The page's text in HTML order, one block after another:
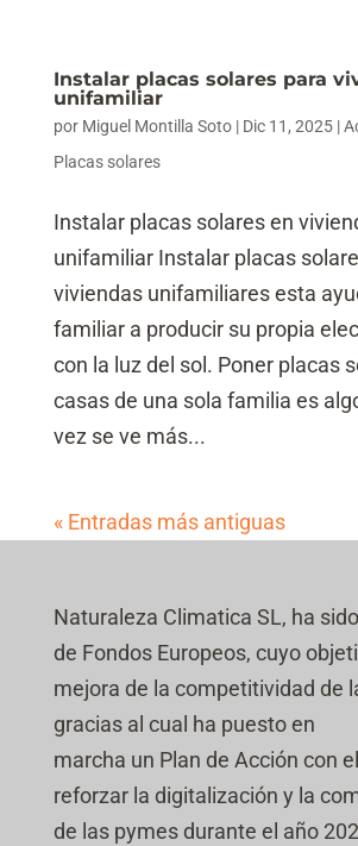
Instalar placas solares para
unifamiliar
por Miguel Montilla Soto| Dic 11, 2025|
Placas solares
Instalar placas solares en
unifamiliar Instalar placas
viviendas unifamiliares esta
familiar a producir su propia
con la luz del sol. Poner placas
casas de una sola familia es
vez se ve más...
« Entradas más antiguas
Naturaleza Climatica SL, ha
de Fondos Europeos, cuyo
mejora de la competitividad de
gracias al cual ha puesto en
marcha un Plan de Acción con
reforzar la digitalización y la
de las pymes durante el año